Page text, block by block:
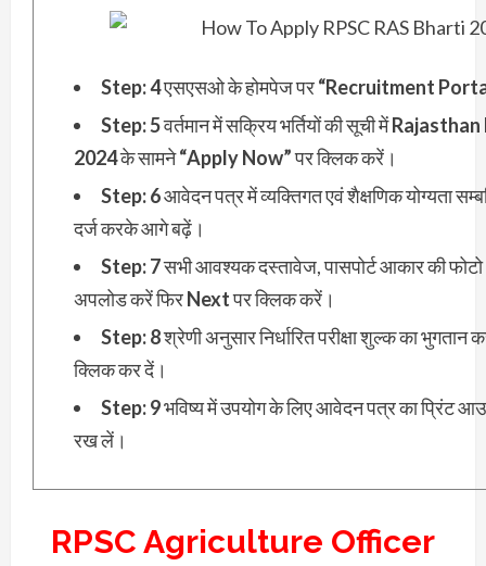
Step: 4एसएसओ के होमपेज पर“Recruitment
Step: 5वर्तमान में सक्रिय भर्तियों की सूची मेंRajasthan
2024के सामने“Apply Now”पर क्लिक करें।
Step: 6आवेदन पत्र में व्यक्तिगत एवं शैक्षणिक योग्यता
दर्ज करके आगे बढ़ें।
Step: 7सभी आवश्यक दस्तावेज, पासपोर्ट आकार की
अपलोड करें फिरNextपर क्लिक करें।
Step: 8श्रेणी अनुसार निर्धारित परीक्षा शुल्क का भुगतान
क्लिक कर दें।
Step: 9भविष्य में उपयोग के लिए आवेदन पत्र का प्रिंट
रख लें।
RPSC Agriculture Officer